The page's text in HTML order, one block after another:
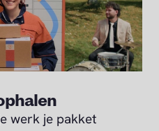
werk je pakket